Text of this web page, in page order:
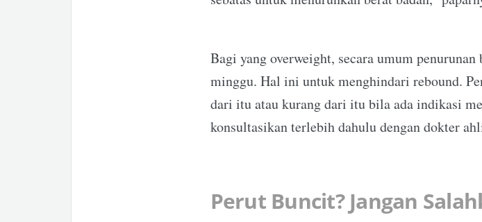
Bagi yang overweight, secara umum
minggu. Hal ini untuk menghindari rebound.
dari itu atau kurang dari itu bila ada indikasi
konsultasikan terlebih dahulu dengan dokter
Perut Buncit? Jangan